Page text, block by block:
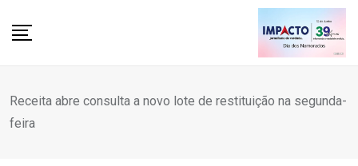
Receita abre consulta a novo lote de restituição na segunda-
feira